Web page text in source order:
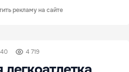
рекламу на сайте
4 719